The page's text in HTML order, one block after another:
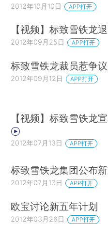
2012年10月10日 APP打开
【视频】标致雪铁龙
2012年09月25日 APP打开
标致雪铁龙裁员惹争议
2012年09月12日 APP打开
【视频】标致雪铁龙
2012年07月13日 APP打开
标致雪铁龙集团公布
2012年07月13日 APP打开
欧宝讨论新五年计划
2012年03月26日 APP打开